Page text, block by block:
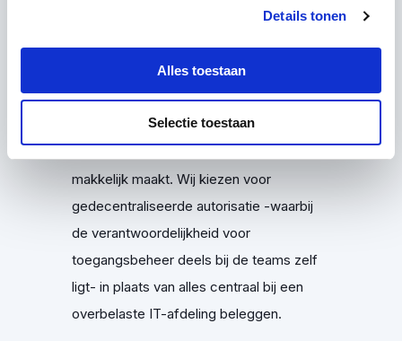
Details tonen
Alles toestaan
Selectie toestaan
een groepje ontwikkelaars, is door de
jaren heen uitgegroeid tot een
geavanceerde oplossing: KeyHub.
Daarmee hebben we een robuust
beveiligingsproduct gecreëerd dat
makkelijk maakt. Wij kiezen voor
gedecentraliseerde autorisatie -waarbij
de verantwoordelijkheid voor
toegangsbeheer deels bij de teams zelf
ligt- in plaats van alles centraal bij een
overbelaste IT-afdeling beleggen.